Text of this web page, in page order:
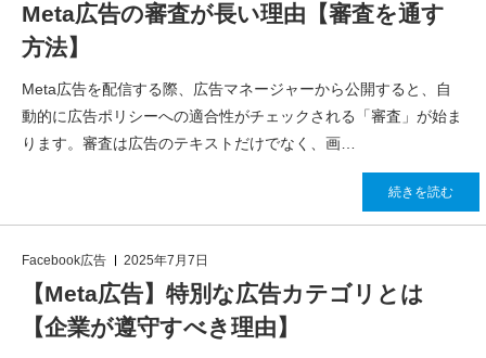
Meta広告の審査が長い理由【審査を通す
方法】
Meta広告を配信する際、広告マネージャーから公開すると、自
動的に広告ポリシーへの適合性がチェックされる「審査」が始ま
ります。審査は広告のテキストだけでなく、画…
続きを読む
Facebook広告 2025年7月7日
【Meta広告】特別な広告カテゴリとは
【企業が遵守すべき理由】